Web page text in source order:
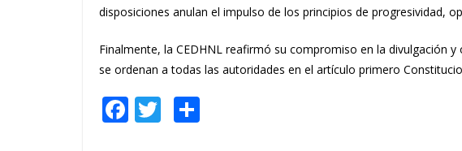
disposiciones anulan el impulso de los principios de progresividad,
Finalmente, la CEDHNL reafirmó su compromiso en la divulgación y
se ordenan a todas las autoridades en el artículo primero
F T